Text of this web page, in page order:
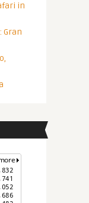
in
Gran